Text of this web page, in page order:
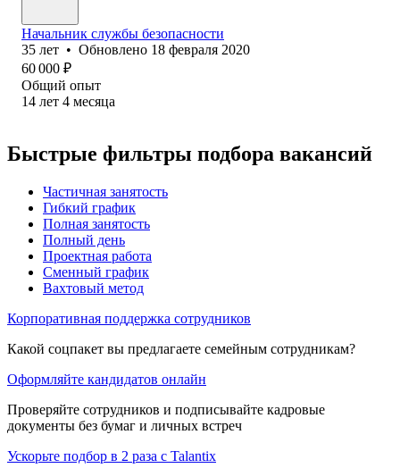
Начальник службы безопасности
35 лет • Обновлено 18 февраля 2020
60 000 ₽
Общий опыт
14 лет 4 месяца
Быстрые фильтры подбора вакансий
Частичная занятость
Гибкий график
Полная занятость
Полный день
Проектная работа
Сменный график
Вахтовый метод
Корпоративная поддержка сотрудников
Какой соцпакет вы предлагаете семейным сотрудникам?
Оформляйте кандидатов онлайн
Проверяйте сотрудников и подписывайте кадровые
документы без бумаг и личных встреч
Ускорьте подбор в 2 раза с Talantix